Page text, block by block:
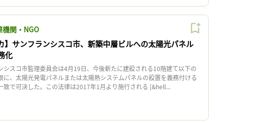
関・NGO
】サンフランシスコ市、新築中層ビルへの太陽光パネル
化
シスコ市監理委員会は4月19日、今後新たに建設される10階建て以下の
に、太陽光発電パネルまたは太陽熱システムパネルの設置を義務付ける
致で可決した。この法律は2017年1月より施行される [&hell...